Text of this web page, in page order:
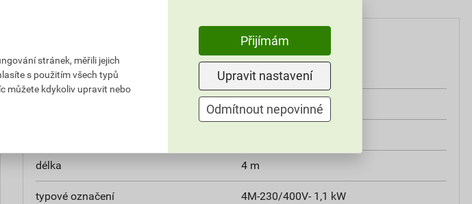
určení dopravník pásový 4 m
40 cm
délka 4 m
typové označení 4M-230/400V- 1,1 kW
stránek, měřili jejich
s použitím všech typů
můžete kdykoliv upravit nebo
Přijímám
Upravit nastavení
Odmítnout nepovinné